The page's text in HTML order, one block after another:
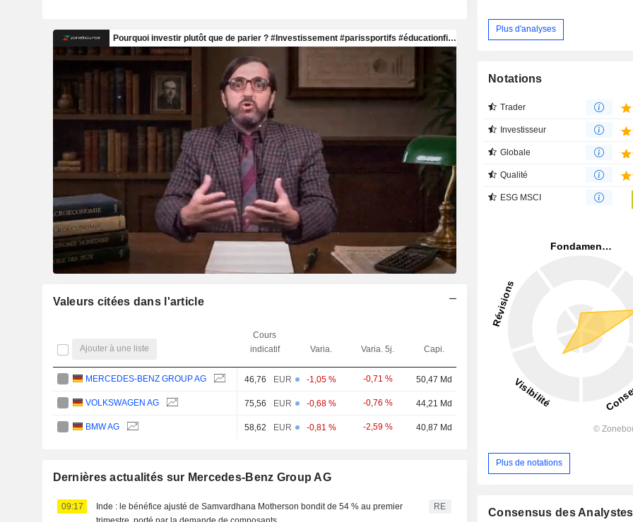
Valeurs citées dans l'article
Ajouter à une liste
Cours
indicatif
Varia. Varia. 5j. Capi.
MERCEDES-BENZ GROUP AG 46,76 EUR -1,05 % -0,71 % 50,47 Md
VOLKSWAGEN AG 75,56 EUR -0,68 % -0,76 % 44,21 Md
BMW AG 58,62 EUR -0,81 % -2,59 % 40,87 Md
Dernières actualités sur Mercedes-Benz Group AG
09:17
Inde : le bénéfice ajusté de Samvardhana Motherson bondit de 54 % au premier
RE
Plus d'analyses
Notations
Trader
Investisseur
Globale
Qualité
ESG MSCI
Plus de notations
Consensus des Analystes